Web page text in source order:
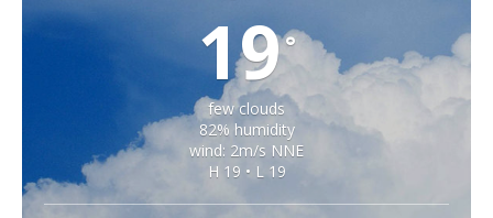
19°
few clouds
82% humidity
wind: 2m/s NNE
H 19 • L 19